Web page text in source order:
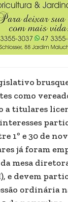
como
a titulares
1º e 30 de
já foram
mesa
e devem
ordinária